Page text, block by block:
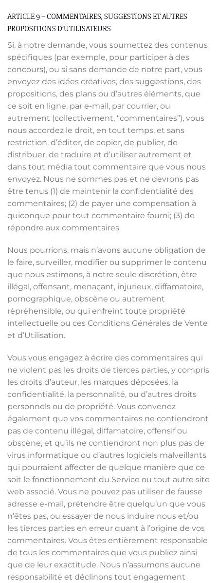
ARTICLE 9 – COMMENTAIRES, SUGGESTIONS ET AUTRES
PROPOSITIONS D’UTILISATEURS
Si, à notre demande, vous soumettez des contenus
spécifiques (par exemple, pour participer à des
concours), ou si sans demande de notre part, vous
envoyez des idées créatives, des suggestions, des
propositions, des plans ou d’autres éléments, que
ce soit en ligne, par e-mail, par courrier, ou
autrement (collectivement, “commentaires”), vous
nous accordez le droit, en tout temps, et sans
restriction, d’éditer, de copier, de publier, de
distribuer, de traduire et d’utiliser autrement et
dans tout média tout commentaire que vous nous
envoyez. Nous ne sommes pas et ne devrons pas
être tenus (1) de maintenir la confidentialité des
commentaires; (2) de payer une compensation à
quiconque pour tout commentaire fourni; (3) de
répondre aux commentaires.
Nous pourrions, mais n’avons aucune obligation de
le faire, surveiller, modifier ou supprimer le contenu
que nous estimons, à notre seule discrétion, être
illégal, offensant, menaçant, injurieux, diffamatoire,
pornographique, obscène ou autrement
répréhensible, ou qui enfreint toute propriété
intellectuelle ou ces Conditions Générales de Vente
et d’Utilisation.
Vous vous engagez à écrire des commentaires qui
ne violent pas les droits de tierces parties, y compris
les droits d’auteur, les marques déposées, la
confidentialité, la personnalité, ou d’autres droits
personnels ou de propriété. Vous convenez
également que vos commentaires ne contiendront
pas de contenu illégal, diffamatoire, offensif ou
obscène, et qu’ils ne contiendront non plus pas de
virus informatique ou d’autres logiciels malveillants
qui pourraient affecter de quelque manière que ce
soit le fonctionnement du Service ou tout autre site
web associé. Vous ne pouvez pas utiliser de fausse
adresse e-mail, prétendre être quelqu’un que vous
n’êtes pas, ou essayer de nous induire nous et/ou
les tierces parties en erreur quant à l’origine de vos
commentaires. Vous êtes entièrement responsable
de tous les commentaires que vous publiez ainsi
que de leur exactitude. Nous n’assumons aucune
responsabilité et déclinons tout engagement